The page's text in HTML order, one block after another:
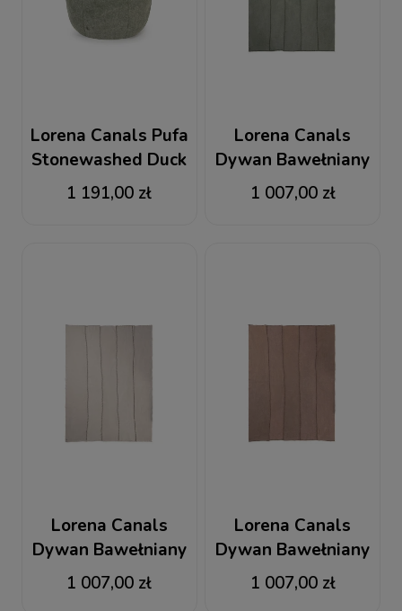
Lorena Canals Pufa
Stonewashed Duck
Green
1 191,00 zł
Lorena Canals
Dywan Bawełniany
Stonewashed Duck
Green 165 x 210 cm
1 007,00 zł
Lorena Canals
Dywan Bawełniany
Stonewashed New
Grey 165 x 210 cm
1 007,00 zł
Lorena Canals
Dywan Bawełniany
Stonewashed Soil
Brown 165 x 210 cm
1 007,00 zł